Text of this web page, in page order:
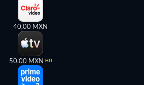
40,00 MXN
50,00 MXN HD